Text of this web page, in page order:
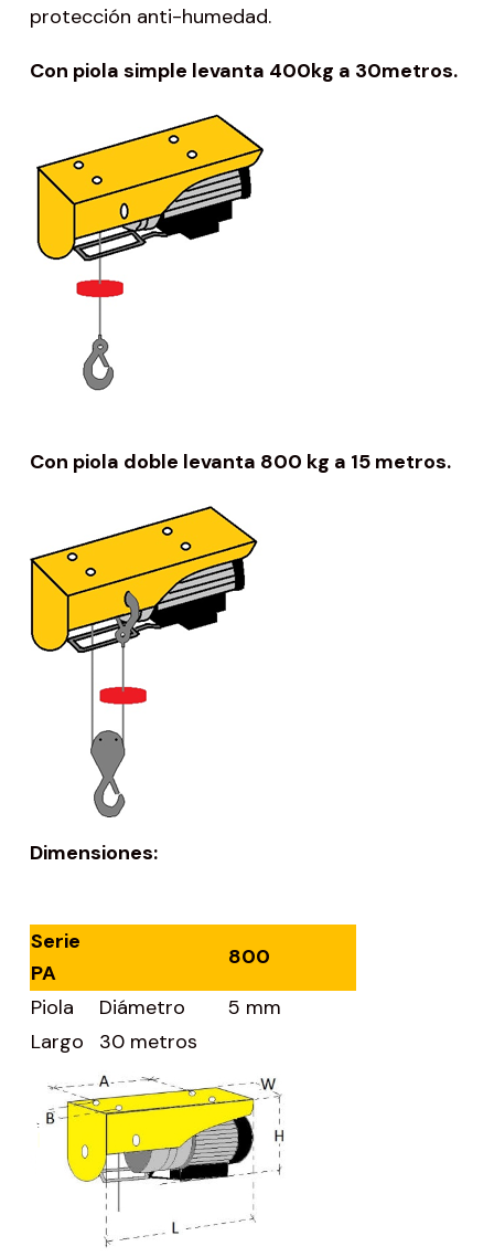
protección anti-humedad.
Con piola simple levanta 400kg a 30metros.
Con piola doble levanta 800 kg a 15 metros.
Dimensiones:
Serie
PA
800
Piola
Diámetro
5 mm
Largo
30 metros